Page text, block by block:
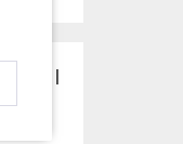
|